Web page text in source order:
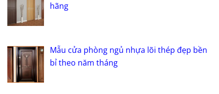
hãng
Mẫu cửa phòng ngủ nhựa lõi thép đẹp bền
bỉ theo năm tháng